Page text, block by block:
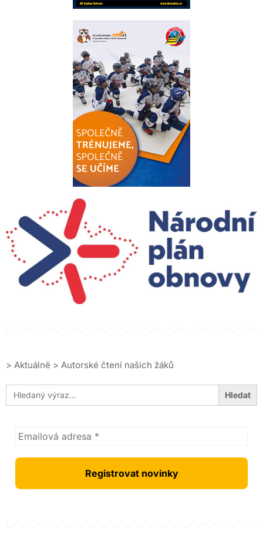
> Aktuálně > Autorské čtení našich žáků
Search
for: